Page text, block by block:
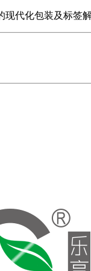
现代化包装及标签